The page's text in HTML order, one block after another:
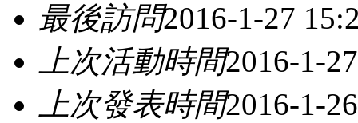
最後訪問2016-1-27
上次活動時間2016-1-
上次發表時間2016-1-